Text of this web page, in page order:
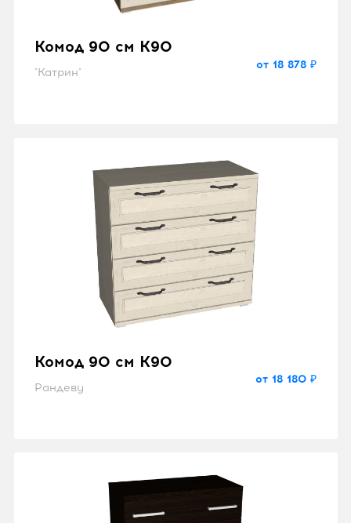
Комод 90 см K90
"Катрин"
от 18 878 ₽
Комод 90 см K90
Рандеву
от 18 180 ₽